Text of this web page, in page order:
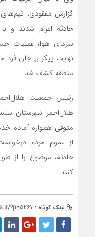
گزارش مفقودی،
حادثه اعزام شدند و
سرمای هوا، عملیات
نهایت پیکر بی‌جان فرد
منطقه کشف شد.
رئیس جمعیت
هلال‌احمر شهرستان
متوفی همواره آماده
از عموم مردم
کنند.
لینک کوتاه : ?p=5267